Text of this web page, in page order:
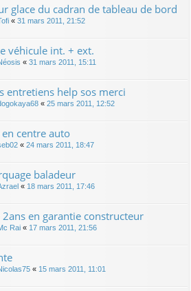
glace du cadran de tableau de bord
« 31 mars 2011, 21:52
véhicule int. + ext.
« 31 mars 2011, 15:11
entretiens help sos merci
« 25 mars 2011, 12:52
centre auto
« 24 mars 2011, 18:47
baladeur
« 18 mars 2011, 17:46
en garantie constructeur
Rai « 17 mars 2011, 21:56
« 15 mars 2011, 11:01